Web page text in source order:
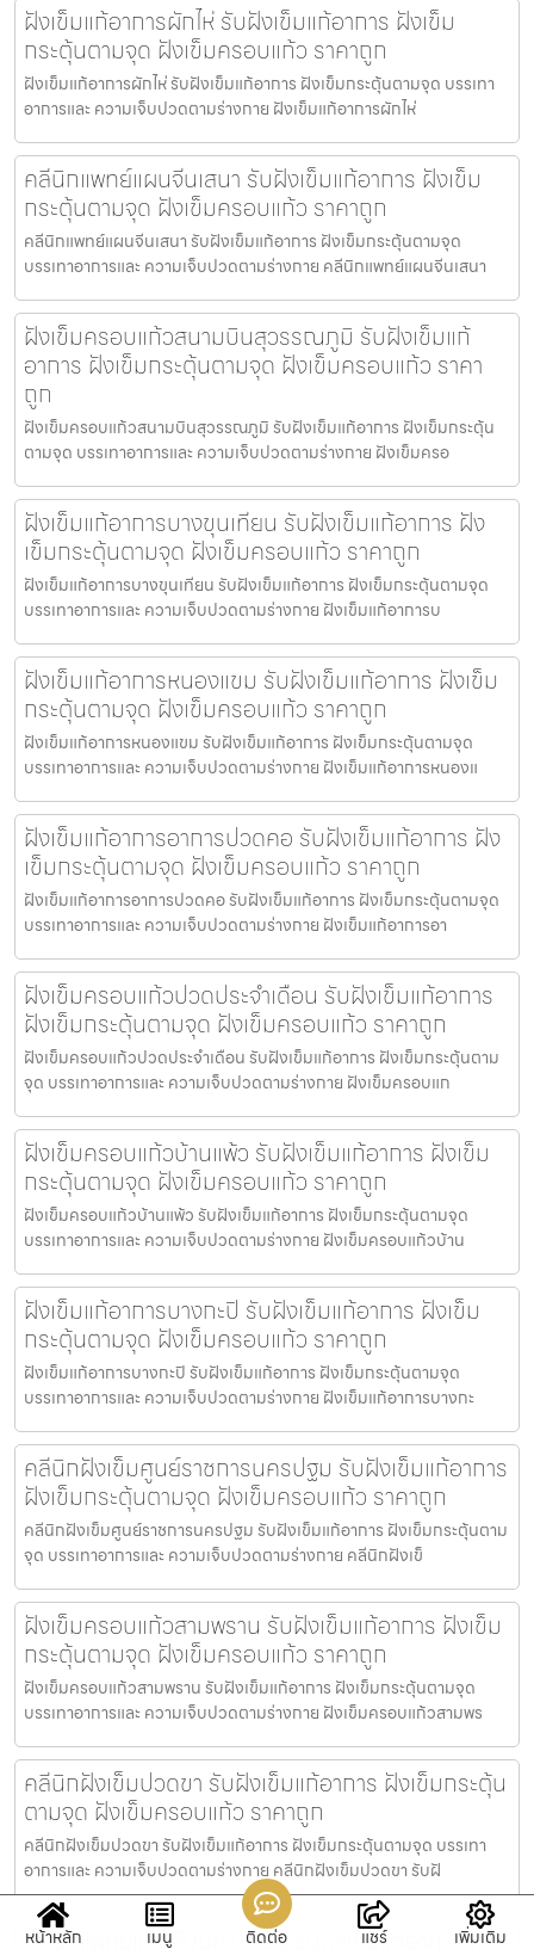
ฝังเข็มแก้อาการผักไห่ รับฝังเข็มแก้อาการ ฝังเข็ม
กระตุ้นตามจุด ฝังเข็มครอบแก้ว ราคาถูก
ฝังเข็มแก้อาการผักไห่ รับฝังเข็มแก้อาการ ฝังเข็มกระตุ้นตามจุด บรรเทา
อาการและ ความเจ็บปวดตามร่างกาย ฝังเข็มแก้อาการผักไห่
คลีนิกแพทย์แผนจีนเสนา รับฝังเข็มแก้อาการ ฝังเข็ม
กระตุ้นตามจุด ฝังเข็มครอบแก้ว ราคาถูก
คลีนิกแพทย์แผนจีนเสนา รับฝังเข็มแก้อาการ ฝังเข็มกระตุ้นตามจุด
บรรเทาอาการและ ความเจ็บปวดตามร่างกาย คลีนิกแพทย์แผนจีนเสนา
ฝังเข็มครอบแก้วสนามบินสุวรรณภูมิ รับฝังเข็มแก้
อาการ ฝังเข็มกระตุ้นตามจุด ฝังเข็มครอบแก้ว ราคา
ถูก
ฝังเข็มครอบแก้วสนามบินสุวรรณภูมิ รับฝังเข็มแก้อาการ ฝังเข็มกระตุ้น
ตามจุด บรรเทาอาการและ ความเจ็บปวดตามร่างกาย ฝังเข็มครอ
ฝังเข็มแก้อาการบางขุนเทียน รับฝังเข็มแก้อาการ ฝัง
เข็มกระตุ้นตามจุด ฝังเข็มครอบแก้ว ราคาถูก
ฝังเข็มแก้อาการบางขุนเทียน รับฝังเข็มแก้อาการ ฝังเข็มกระตุ้นตามจุด
บรรเทาอาการและ ความเจ็บปวดตามร่างกาย ฝังเข็มแก้อาการบ
ฝังเข็มแก้อาการหนองแขม รับฝังเข็มแก้อาการ ฝังเข็ม
กระตุ้นตามจุด ฝังเข็มครอบแก้ว ราคาถูก
ฝังเข็มแก้อาการหนองแขม รับฝังเข็มแก้อาการ ฝังเข็มกระตุ้นตามจุด
บรรเทาอาการและ ความเจ็บปวดตามร่างกาย ฝังเข็มแก้อาการหนองแ
ฝังเข็มแก้อาการอาการปวดคอ รับฝังเข็มแก้อาการ ฝัง
เข็มกระตุ้นตามจุด ฝังเข็มครอบแก้ว ราคาถูก
ฝังเข็มแก้อาการอาการปวดคอ รับฝังเข็มแก้อาการ ฝังเข็มกระตุ้นตามจุด
บรรเทาอาการและ ความเจ็บปวดตามร่างกาย ฝังเข็มแก้อาการอา
ฝังเข็มครอบแก้วปวดประจําเดือน รับฝังเข็มแก้อาการ
ฝังเข็มกระตุ้นตามจุด ฝังเข็มครอบแก้ว ราคาถูก
ฝังเข็มครอบแก้วปวดประจําเดือน รับฝังเข็มแก้อาการ ฝังเข็มกระตุ้นตาม
จุด บรรเทาอาการและ ความเจ็บปวดตามร่างกาย ฝังเข็มครอบแก
ฝังเข็มครอบแก้วบ้านแพ้ว รับฝังเข็มแก้อาการ ฝังเข็ม
กระตุ้นตามจุด ฝังเข็มครอบแก้ว ราคาถูก
ฝังเข็มครอบแก้วบ้านแพ้ว รับฝังเข็มแก้อาการ ฝังเข็มกระตุ้นตามจุด
บรรเทาอาการและ ความเจ็บปวดตามร่างกาย ฝังเข็มครอบแก้วบ้าน
ฝังเข็มแก้อาการบางกะปิ รับฝังเข็มแก้อาการ ฝังเข็ม
กระตุ้นตามจุด ฝังเข็มครอบแก้ว ราคาถูก
ฝังเข็มแก้อาการบางกะปิ รับฝังเข็มแก้อาการ ฝังเข็มกระตุ้นตามจุด
บรรเทาอาการและ ความเจ็บปวดตามร่างกาย ฝังเข็มแก้อาการบางกะ
คลีนิกฝังเข็มศูนย์ราชการนครปฐม รับฝังเข็มแก้อาการ
ฝังเข็มกระตุ้นตามจุด ฝังเข็มครอบแก้ว ราคาถูก
คลีนิกฝังเข็มศูนย์ราชการนครปฐม รับฝังเข็มแก้อาการ ฝังเข็มกระตุ้นตาม
จุด บรรเทาอาการและ ความเจ็บปวดตามร่างกาย คลีนิกฝังเข็
ฝังเข็มครอบแก้วสามพราน รับฝังเข็มแก้อาการ ฝังเข็ม
กระตุ้นตามจุด ฝังเข็มครอบแก้ว ราคาถูก
ฝังเข็มครอบแก้วสามพราน รับฝังเข็มแก้อาการ ฝังเข็มกระตุ้นตามจุด
บรรเทาอาการและ ความเจ็บปวดตามร่างกาย ฝังเข็มครอบแก้วสามพร
คลีนิกฝังเข็มปวดขา รับฝังเข็มแก้อาการ ฝังเข็มกระตุ้น
ตามจุด ฝังเข็มครอบแก้ว ราคาถูก
คลีนิกฝังเข็มปวดขา รับฝังเข็มแก้อาการ ฝังเข็มกระตุ้นตามจุด บรรเทา
อาการและ ความเจ็บปวดตามร่างกาย คลีนิกฝังเข็มปวดขา รับฝั
คลีนิกแพทย์แผนจีนนครหลวง รับฝังเข็มแก้อาการ ฝัง
หน้าหลัก เมนู ติดต่อ แชร์ เพิ่มเติม